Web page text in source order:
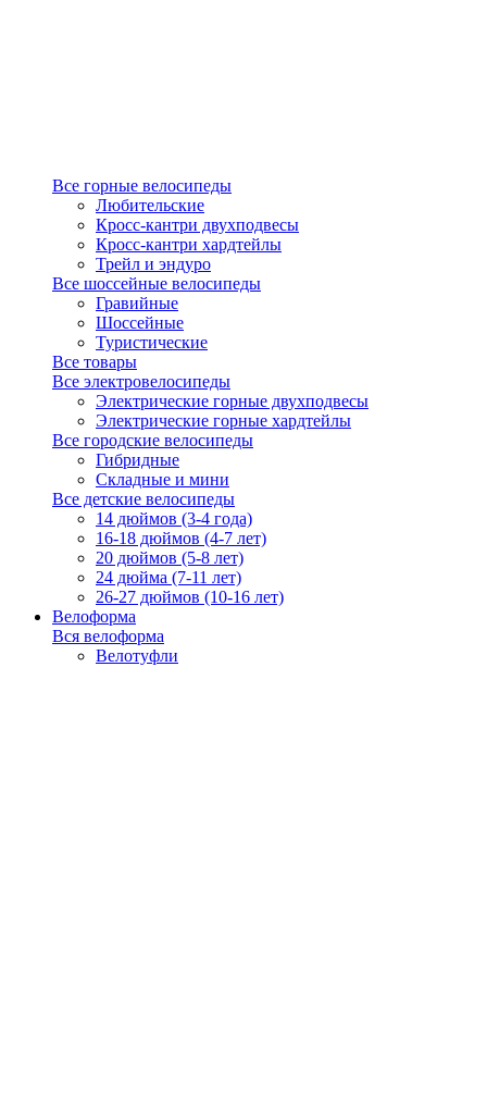
Все горные велосипеды
Любительские
Кросс-кантри двухподвесы
Кросс-кантри хардтейлы
Трейл и эндуро
Все шоссейные велосипеды
Гравийные
Шоссейные
Туристические
Все товары
Все электровелосипеды
Электрические горные двухподвесы
Электрические горные хардтейлы
Все городские велосипеды
Гибридные
Складные и мини
Все детские велосипеды
14 дюймов (3-4 года)
16-18 дюймов (4-7 лет)
20 дюймов (5-8 лет)
24 дюйма (7-11 лет)
26-27 дюймов (10-16 лет)
Велоформа
Вся велоформа
Велотуфли